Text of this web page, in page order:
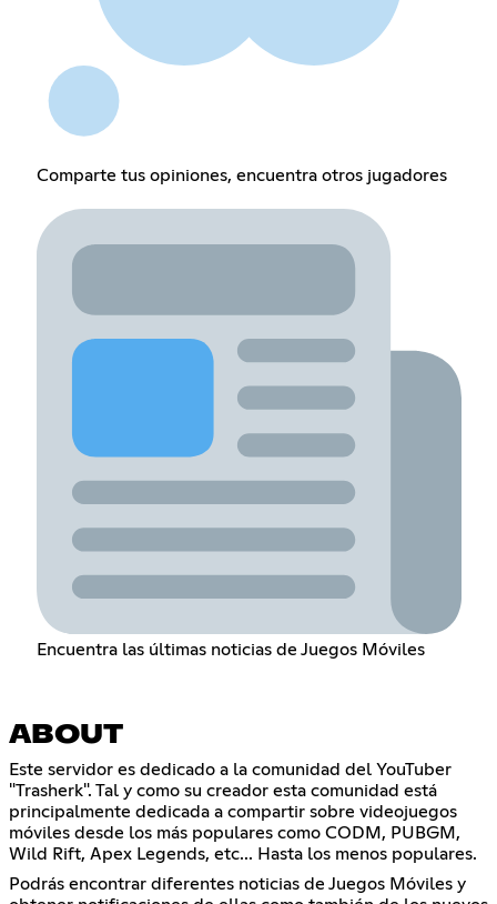
Comparte tus opiniones, encuentra otros jugadores
Encuentra las últimas noticias de Juegos Móviles
ABOUT
Este servidor es dedicado a la comunidad del YouTuber
"Trasherk". Tal y como su creador esta comunidad está
principalmente dedicada a compartir sobre videojuegos
móviles desde los más populares como CODM, PUBGM,
Wild Rift, Apex Legends, etc... Hasta los menos populares.
Podrás encontrar diferentes noticias de Juegos Móviles y